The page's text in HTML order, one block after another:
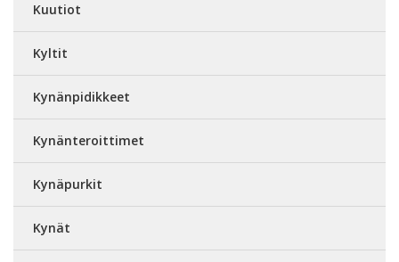
Kuutiot
Kyltit
Kynänpidikkeet
Kynänteroittimet
Kynäpurkit
Kynät